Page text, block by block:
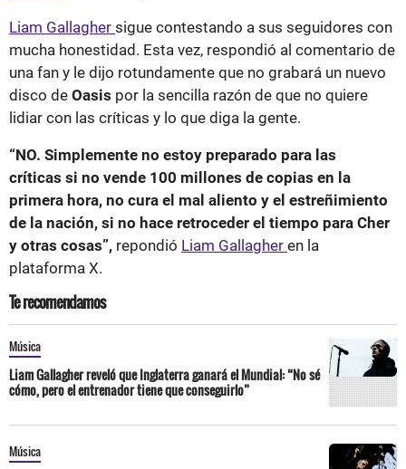
Liam Gallagher sigue contestando a sus seguidores con
mucha honestidad. Esta vez, respondió al comentario de
una fan y le dijo rotundamente que no grabará un nuevo
disco de Oasis por la sencilla razón de que no quiere
lidiar con las críticas y lo que diga la gente.
“NO. Simplemente no estoy preparado para las
críticas si no vende 100 millones de copias en la
primera hora, no cura el mal aliento y el estreñimiento
de la nación, si no hace retroceder el tiempo para Cher
y otras cosas”, repondió Liam Gallagher en la
plataforma X.
Te recomendamos
Música
Liam Gallagher reveló que Inglaterra ganará el Mundial: “No sé
cómo, pero el entrenador tiene que conseguirlo”
Música